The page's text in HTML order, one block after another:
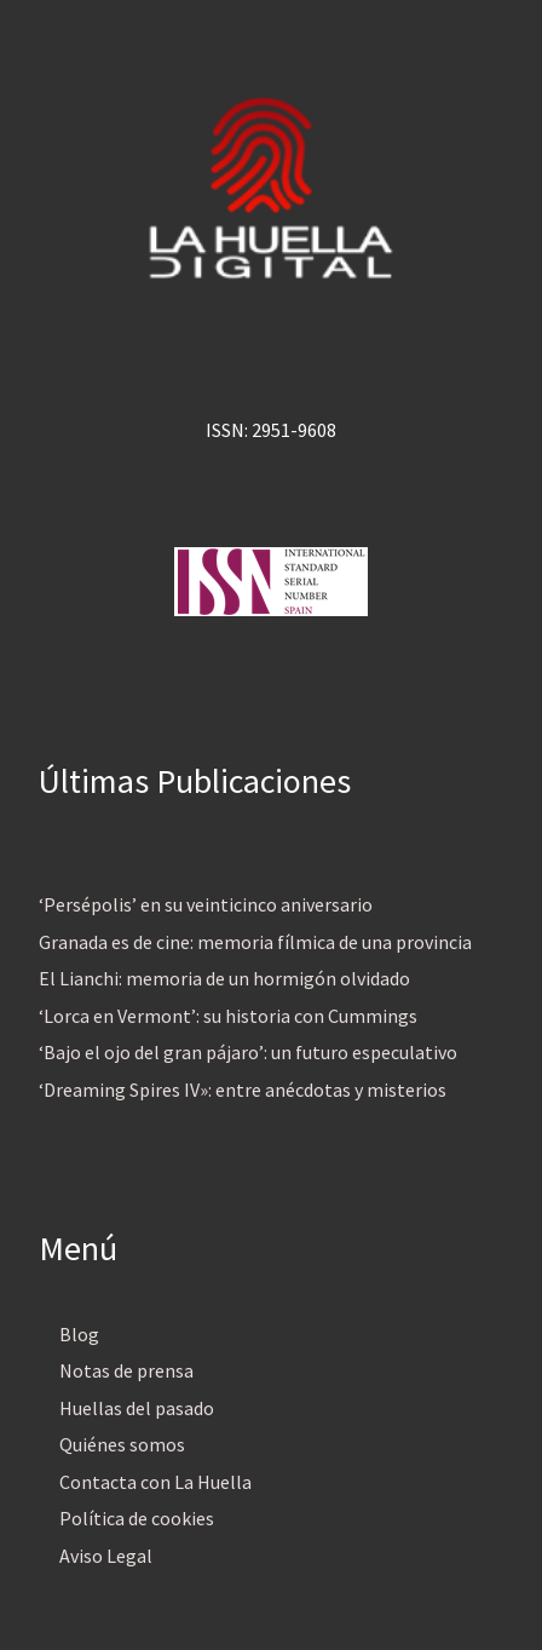
ISSN: 2951-9608
Últimas Publicaciones
‘Persépolis’ en su veinticinco aniversario
Granada es de cine: memoria fílmica de una provincia
El Lianchi: memoria de un hormigón olvidado
‘Lorca en Vermont’: su historia con Cummings
‘Bajo el ojo del gran pájaro’: un futuro especulativo
‘Dreaming Spires IV»: entre anécdotas y misterios
Menú
Blog
Notas de prensa
Huellas del pasado
Quiénes somos
Contacta con La Huella
Política de cookies
Aviso Legal